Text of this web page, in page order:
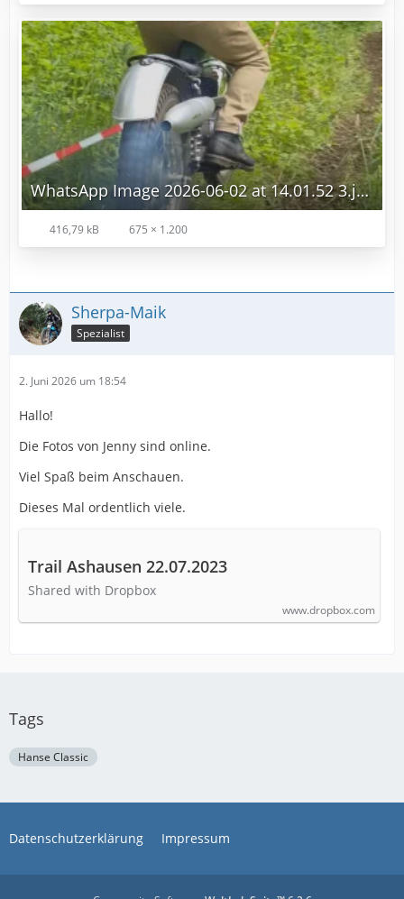
WhatsApp Image 2026-06-02 at 14.01.52 3.jpg
416,79 kB 675 × 1.200
Sherpa-Maik
Spezialist
2. Juni 2026 um 18:54
Hallo!
Die Fotos von Jenny sind online.
Viel Spaß beim Anschauen.
Dieses Mal ordentlich viele.
Trail Ashausen 22.07.2023
Shared with Dropbox
www.dropbox.com
Tags
Hanse Classic
Datenschutzerklärung Impressum